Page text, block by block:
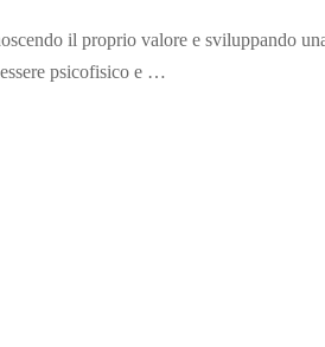
il proprio valore e sviluppando
psicofisico e …